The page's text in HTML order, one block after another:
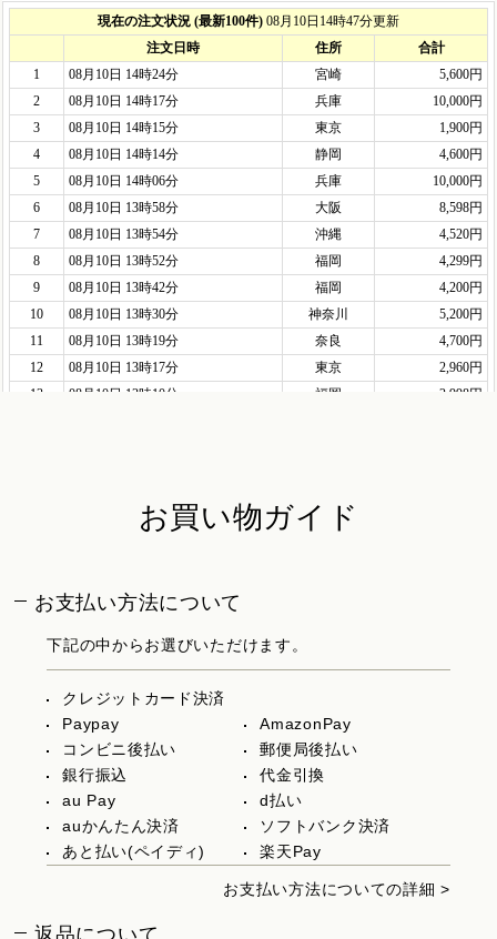
お買い物ガイド
お支払い方法について
下記の中からお選びいただけます。
クレジットカード決済
Paypay
AmazonPay
コンビニ後払い
郵便局後払い
銀行振込
代金引換
au Pay
d払い
auかんたん決済
ソフトバンク決済
あと払い(ペイディ)
楽天Pay
お支払い方法についての詳細 >